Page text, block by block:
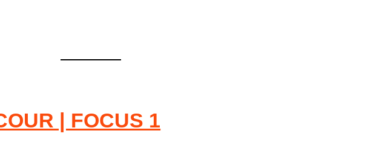
| FOCUS 1